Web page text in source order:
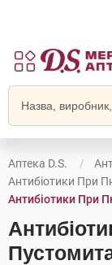
Аптека D.S.
Антибіотики При
Антибіотики При